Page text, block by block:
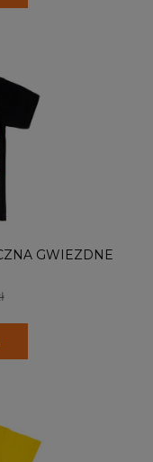
GWIEZDNE